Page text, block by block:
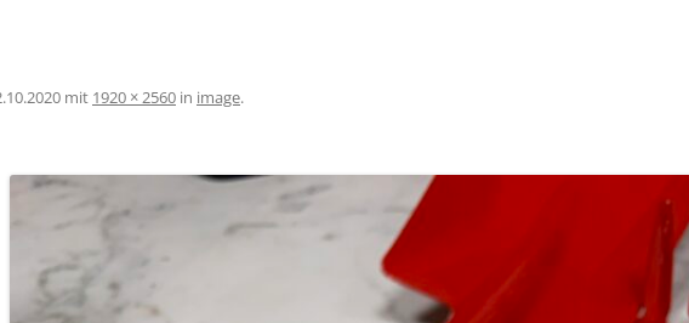
mit 1920 × 2560 in image.